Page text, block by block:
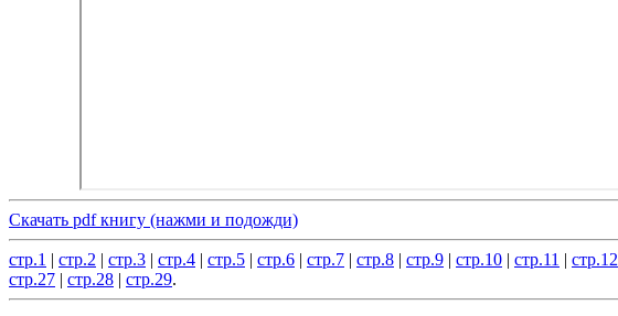
Скачать pdf книгу (нажми и подожди)
стр.1 | стр.2 | стр.3 | стр.4 | стр.5 | стр.6 | стр.7 | стр.8 | стр.9 | стр.10 | стр.11 | стр.12
стр.27 | стр.28 | стр.29.